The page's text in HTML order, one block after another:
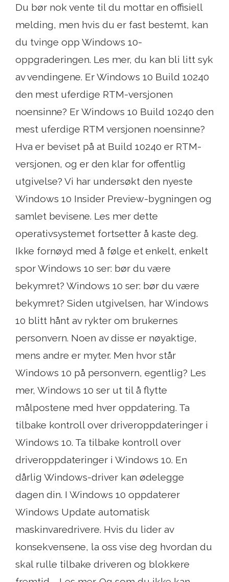
Du bør nok vente til du mottar en offisiell
melding, men hvis du er fast bestemt, kan
du tvinge opp Windows 10-
oppgraderingen. Les mer, du kan bli litt syk
av vendingene. Er Windows 10 Build 10240
den mest uferdige RTM-versjonen
noensinne? Er Windows 10 Build 10240 den
mest uferdige RTM versjonen noensinne?
Hva er beviset på at Build 10240 er RTM-
versjonen, og er den klar for offentlig
utgivelse? Vi har undersøkt den nyeste
Windows 10 Insider Preview-bygningen og
samlet bevisene. Les mer dette
operativsystemet fortsetter å kaste deg.
Ikke fornøyd med å følge et enkelt, enkelt
spor Windows 10 ser: bør du være
bekymret? Windows 10 ser: bør du være
bekymret? Siden utgivelsen, har Windows
10 blitt hånt av rykter om brukernes
personvern. Noen av disse er nøyaktige,
mens andre er myter. Men hvor står
Windows 10 på personvern, egentlig? Les
mer, Windows 10 ser ut til å flytte
målpostene med hver oppdatering. Ta
tilbake kontroll over driveroppdateringer i
Windows 10. Ta tilbake kontroll over
driveroppdateringer i Windows 10. En
dårlig Windows-driver kan ødelegge
dagen din. I Windows 10 oppdaterer
Windows Update automatisk
maskinvaredrivere. Hvis du lider av
konsekvensene, la oss vise deg hvordan du
skal rulle tilbake driveren og blokkere